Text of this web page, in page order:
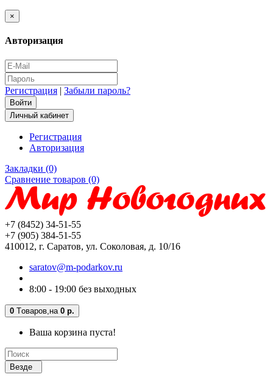
×
Авторизация
Регистрация | Забыли пароль?
Личный кабинет
Регистрация
Авторизация
Закладки (0)
Сравнение товаров (0)
+7 (8452) 34-51-55
+7 (905) 384-51-55
410012, г. Саратов, ул. Соколовая, д. 10/16
saratov@m-podarkov.ru
8:00 - 19:00 без выходных
0 Tоваров, на 0 р.
Ваша корзина пуста!
Везде